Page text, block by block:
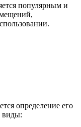
популярным и
определение его
виды: